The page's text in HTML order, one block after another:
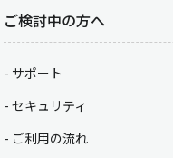
ご検討中の方へ
サポート
セキュリティ
ご利用の流れ